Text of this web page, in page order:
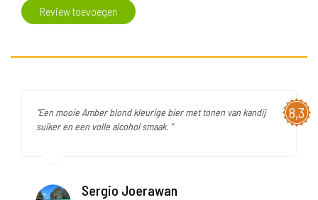
Review toevoegen
8,3
"Een mooie Amber blond kleurige bier met tonen van kandij
suiker en een volle alcohol smaak. "
Sergio Joerawan